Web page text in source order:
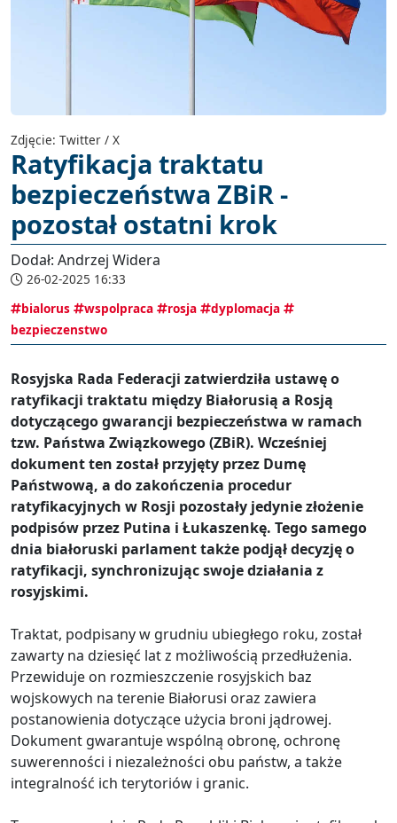
Zdjęcie: Twitter / X
Ratyfikacja traktatu
bezpieczeństwa ZBiR -
pozostał ostatni krok
Dodał: Andrzej Widera
26-02-2025 16:33
bialorus
wspolpraca rosja
dyplomacja
bezpieczenstwo
Rosyjska Rada Federacji zatwierdziła ustawę o
ratyfikacji traktatu między Białorusią a Rosją
dotyczącego gwarancji bezpieczeństwa w ramach
tzw. Państwa Związkowego (ZBiR). Wcześniej
dokument ten został przyjęty przez Dumę
Państwową, a do zakończenia procedur
ratyfikacyjnych w Rosji pozostały jedynie złożenie
podpisów przez Putina i Łukaszenkę. Tego samego
dnia białoruski parlament także podjął decyzję o
ratyfikacji, synchronizując swoje działania z
rosyjskimi.
Traktat, podpisany w grudniu ubiegłego roku, został
zawarty na dziesięć lat z możliwością przedłużenia.
Przewiduje on rozmieszczenie rosyjskich baz
wojskowych na terenie Białorusi oraz zawiera
postanowienia dotyczące użycia broni jądrowej.
Dokument gwarantuje wspólną obronę, ochronę
suwerenności i niezależności obu państw, a także
integralność ich terytoriów i granic.